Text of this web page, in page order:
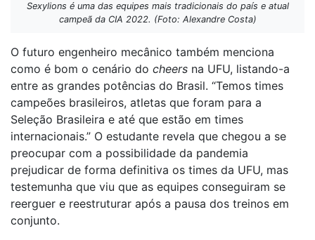
Sexylions é uma das equipes mais tradicionais do país e atual
campeã da CIA 2022. (Foto: Alexandre Costa)
O futuro engenheiro mecânico também menciona
como é bom o cenário do cheers na UFU, listando-a
entre as grandes potências do Brasil. “Temos times
campeões brasileiros, atletas que foram para a
Seleção Brasileira e até que estão em times
internacionais.” O estudante revela que chegou a se
preocupar com a possibilidade da pandemia
prejudicar de forma definitiva os times da UFU, mas
testemunha que viu que as equipes conseguiram se
reerguer e reestruturar após a pausa dos treinos em
conjunto.